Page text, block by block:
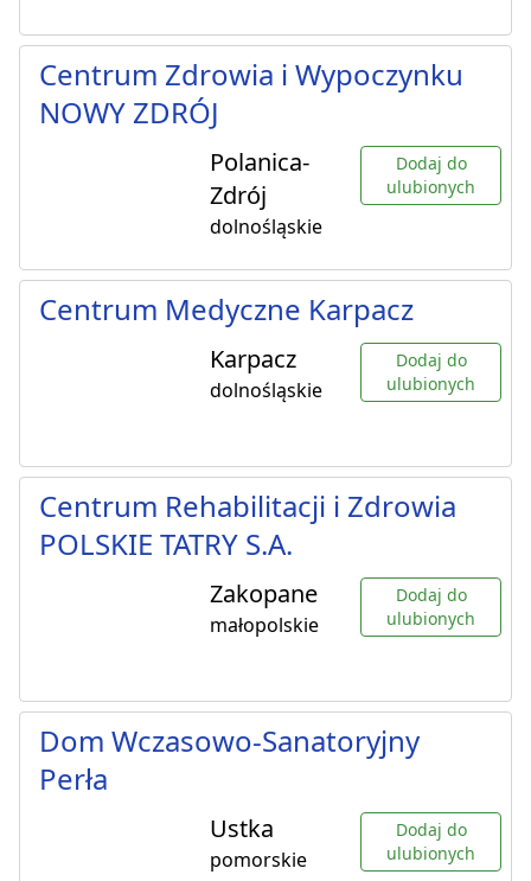
Centrum Zdrowia i Wypoczynku
NOWY ZDRÓJ
Polanica-
Zdrój
dolnośląskie
Dodaj do
ulubionych
Centrum Medyczne Karpacz
Karpacz
dolnośląskie
Dodaj do
ulubionych
Centrum Rehabilitacji i Zdrowia
POLSKIE TATRY S.A.
Zakopane
małopolskie
Dodaj do
ulubionych
Dom Wczasowo-Sanatoryjny
Perła
Ustka
pomorskie
Dodaj do
ulubionych